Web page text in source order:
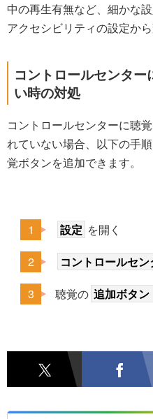
中の再生有無など、細かな
アクセシビリティの設定か
コントロールセンタ
い時の対処
コントロールセンターに聴
れていない場合、以下の手
覚ボタンを追加できます。
設定 を開く
コントロールセン
聴覚の 追加ボタン